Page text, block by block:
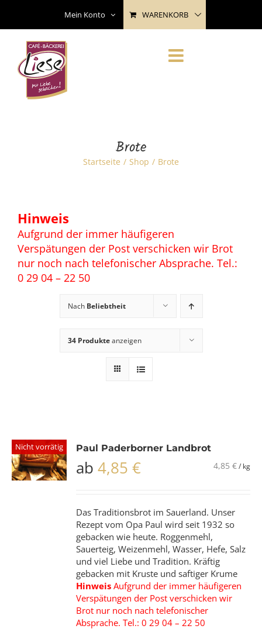
content
Mein Konto WARENKORB
Brote
Startseite Shop Brote
Hinweis
Aufgrund der immer häufigeren
Verspätungen der Post verschicken wir Brot
nur noch nach telefonischer Absprache. Tel.:
0 29 04 – 22 50
Nach Beliebtheit
34 Produkteanzeigen
Nicht vorrätig Paul Paderborner Landbrot
ab4,85€ 4,85 €/ kg
Das Traditionsbrot im Sauerland. Unser
Rezept vom Opa Paul wird seit 1932 so
gebacken wie heute. Roggenmehl,
Sauerteig, Weizenmehl, Wasser, Hefe, Salz
und viel Liebe und Tradition. Kräftig
gebacken mit Kruste und saftiger Krume
Hinweis Aufgrund der immer häufigeren
Verspätungen der Post verschicken wir
Brot nur noch nach telefonischer
Absprache. Tel.: 0 29 04 – 22 50